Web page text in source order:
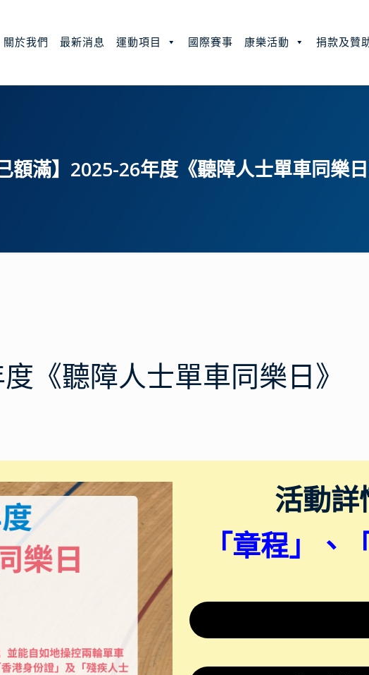
關於我們 最新消息 運動項目 國際賽事 康樂活動 捐款及贊
已額滿】2025-26年度《聽障人士單車同樂日
《聽障人士單車同樂日》
活動詳
「章程」、